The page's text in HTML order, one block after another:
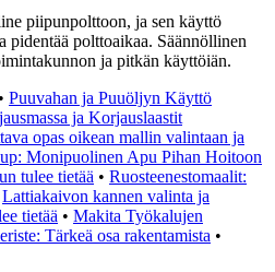
piipunpolttoon, ja sen käyttö
pidentää polttoaikaa. Säännöllinen
ja pitkän käyttöiän.
• Puuvahan ja Puuöljyn Käyttö
ja Korjauslaastit
opas oikean mallin valintaan ja
Monipuolinen Apu Pihan Hoitoon
tulee tietää • Ruosteenestomaalit:
Lattiakaivon kannen valinta ja
tietää • Makita Työkalujen
Tärkeä osa rakentamista •